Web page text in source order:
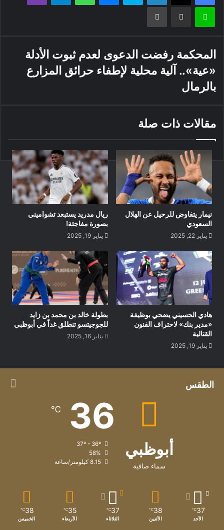
لاين مشاركة عبر البريد طباعة
المحكمة رفضت الدعوى لعدم ثبوت الأدلة
«عية».. آلية محلية لإطفاء حرائق المزارع
بالرمال
مقالات ذات صلة
نيمار يتفاوض للرحيل عن الهلال
السعودي
يناير 22, 2025
ريال مدريد يستبعد تشواميني
بصورة مفاجئة!
يناير 19, 2025
هادي الحسيني يضحي بوظيفة
«مدير بنك» لاحتراف الفنون
القتالية
يناير 19, 2025
بطولة خالد بن محمد بن زايد
للجوجيتسو تنطلق غداً في أبوظبي
يناير 16, 2025
الطقس
أبوظبي
سماء صافية
36
℃
37º - 36º
58%
8.15 كيلومتر/ساعة
37
℃
الأحد
38
℃
الأثنين
37
℃
الثلاثاء
35
℃
الأربعاء
38
℃
الخميس